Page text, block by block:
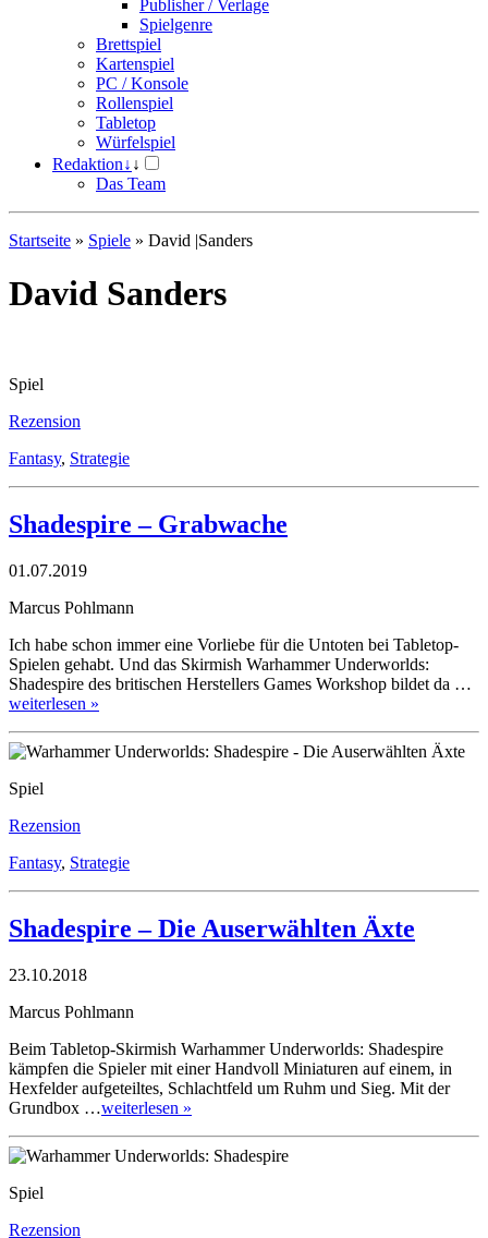
Publisher / Verlage
Spielgenre
Brettspiel
Kartenspiel
PC / Konsole
Rollenspiel
Tabletop
Würfelspiel
Redaktion↓ ↓
Das Team
Startseite » Spiele » David |Sanders
David Sanders
Spiel
Rezension
Fantasy, Strategie
Shadespire – Grabwache
01.07.2019
Marcus Pohlmann
Ich habe schon immer eine Vorliebe für die Untoten bei Tabletop-
Spielen gehabt. Und das Skirmish Warhammer Underworlds:
Shadespire des britischen Herstellers Games Workshop bildet da …
weiterlesen »
Spiel
Rezension
Fantasy, Strategie
Shadespire – Die Auserwählten Äxte
23.10.2018
Marcus Pohlmann
Beim Tabletop-Skirmish Warhammer Underworlds: Shadespire
kämpfen die Spieler mit einer Handvoll Miniaturen auf einem, in
Hexfelder aufgeteiltes, Schlachtfeld um Ruhm und Sieg. Mit der
Grundbox …weiterlesen »
Spiel
Rezension